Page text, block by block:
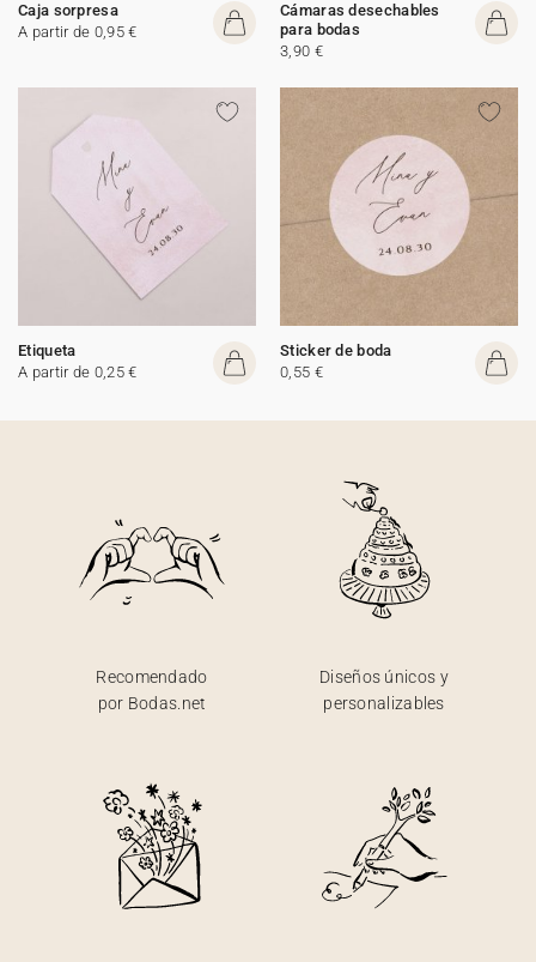
Caja sorpresa
A partir de 0,95 €
Cámaras desechables
para bodas
3,90 €
Etiqueta
A partir de 0,25 €
Sticker de boda
0,55 €
Recomendado
por Bodas.net
Diseños únicos y
personalizables